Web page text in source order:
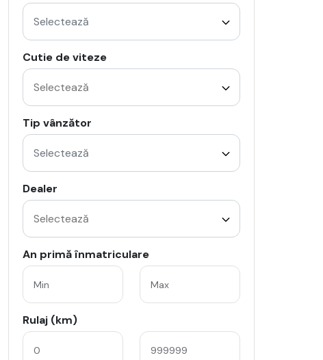
Selectează
Cutie de viteze
Tip vânzător
Selectează
Dealer
An primă înmatriculare
Rulaj (km)